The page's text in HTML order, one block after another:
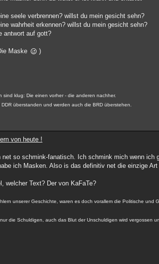
seele verbrennen? willst du mein gesicht sehn?
wahrheit erkennen? willst du mein gesicht sehn?
antwort auf gott?
Maske
)
sind klug: Die einen vorher - die anderen nachher.
DDR überstanden und werden auch die BRD überstehen.
von heute !
net so schmink-fanatisch. Ich schmink mich wenn ich
ich Masken. Also is das definitiv net die einzige Art
welcher Text? Der von KaFaTe?
unserer Geschichte, waren es doch vorallem die Politische und
die Schuldigen, auch das Blut der Unschuldigen wird vergossen